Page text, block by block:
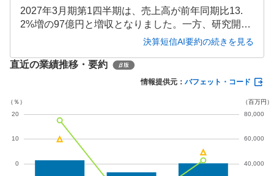
2027年3月期第1四半期は、売上高が前年同期比13.
2%増の97億円と増収となりました。一方、研究開発
費が前年同期比75.9%増加した影響で販売費及び一般
円と損失幅が大幅に拡大しました。通期予想に変更
決算短信AI要約の続きを見る
直近の業績推移・要約
情報提供元： バフェット・コード